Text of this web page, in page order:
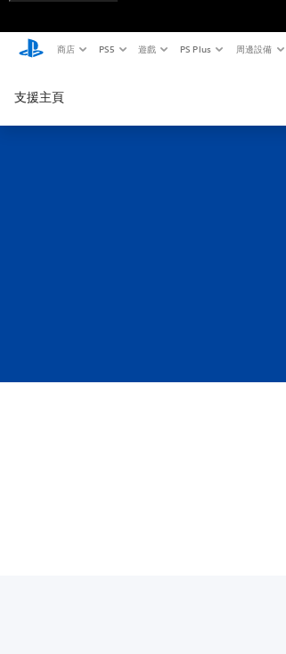
商店 PS5 遊戲 PS Plus 周邊設備
支援主頁